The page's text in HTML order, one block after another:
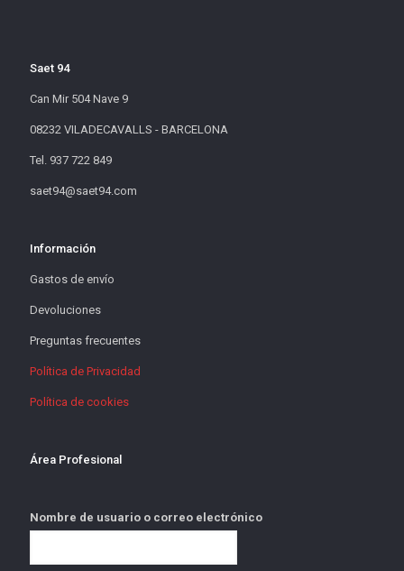
Saet 94
Can Mir 504 Nave 9
08232 VILADECAVALLS - BARCELONA
Tel. 937 722 849
saet94@saet94.com
Información
Gastos de envío
Devoluciones
Preguntas frecuentes
Política de Privacidad
Política de cookies
Área Profesional
Nombre de usuario o correo electrónico